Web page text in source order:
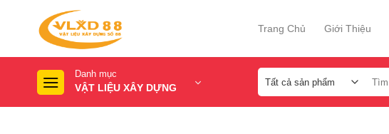
Trang Chủ Giới Thiệu
Danh mục
VẬT LIỆU XÂY DỰNG
kiếm: